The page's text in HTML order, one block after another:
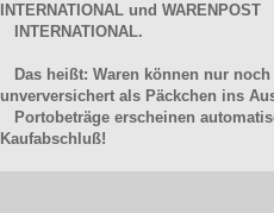
INTERNATIONAL und WARENPOST
INTERNATIONAL.
Das heißt: Waren können nur
unverversichert als Päckchen ins
Portobeträge erscheinen
Kaufabschluß!